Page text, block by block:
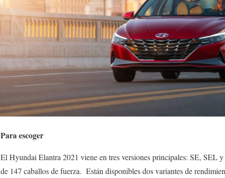
Para escoger
El Hyundai Elantra 2021 viene en tres versiones principales: SE, SEL
de 147 caballos de fuerza. Están disponibles dos variantes de